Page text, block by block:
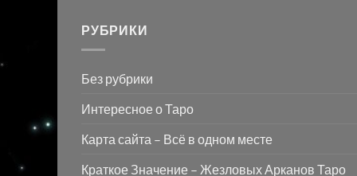
РУБРИКИ
Без рубрики
Интересное о Таро
Карта сайта – Всё в одном месте
Краткое Значение – Жезловых Арканов Таро